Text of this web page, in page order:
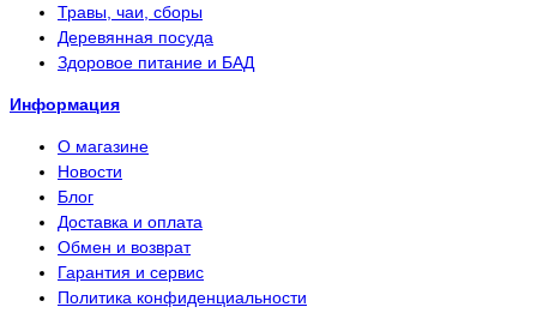
Травы, чаи, сборы
Деревянная посуда
Здоровое питание и БАД
Информация
О магазине
Новости
Блог
Доставка и оплата
Обмен и возврат
Гарантия и сервис
Политика конфиденциальности